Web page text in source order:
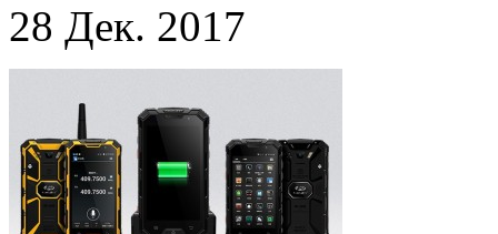
28 Дек. 2017